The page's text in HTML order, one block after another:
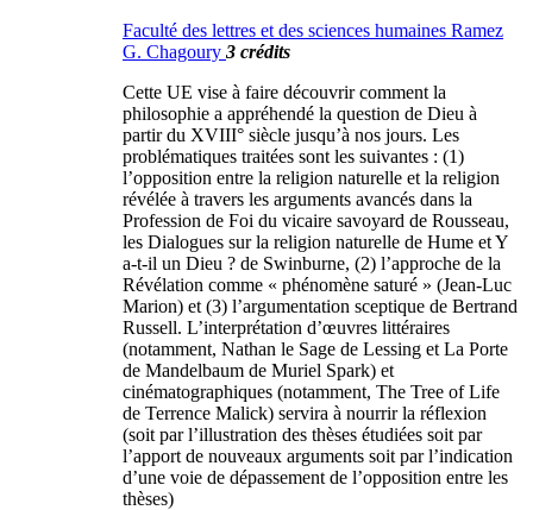
Faculté des lettres et des sciences humaines Ramez
G. Chagoury 3 crédits
Cette UE vise à faire découvrir comment la
philosophie a appréhendé la question de Dieu à
partir du XVIII° siècle jusqu’à nos jours. Les
problématiques traitées sont les suivantes : (1)
l’opposition entre la religion naturelle et la religion
révélée à travers les arguments avancés dans la
Profession de Foi du vicaire savoyard de Rousseau,
les Dialogues sur la religion naturelle de Hume et Y
a-t-il un Dieu ? de Swinburne, (2) l’approche de la
Révélation comme « phénomène saturé » (Jean-Luc
Marion) et (3) l’argumentation sceptique de Bertrand
Russell. L’interprétation d’œuvres littéraires
(notamment, Nathan le Sage de Lessing et La Porte
de Mandelbaum de Muriel Spark) et
cinématographiques (notamment, The Tree of Life
de Terrence Malick) servira à nourrir la réflexion
(soit par l’illustration des thèses étudiées soit par
l’apport de nouveaux arguments soit par l’indication
d’une voie de dépassement de l’opposition entre les
thèses)